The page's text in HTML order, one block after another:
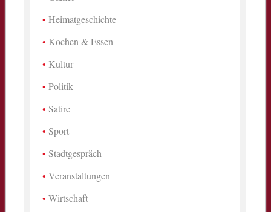
Heimatgeschichte
Kochen & Essen
Kultur
Politik
Satire
Sport
Stadtgespräch
Veranstaltungen
Wirtschaft